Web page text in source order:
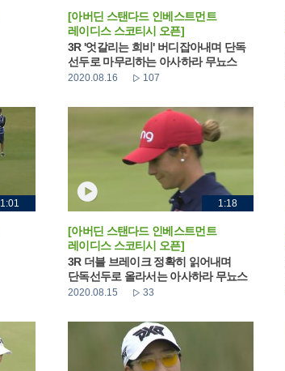
[아버딘 스탠다드 인베스트먼트
레이디스 스코티시 오픈]
3R '엇갈리는 희비' 버디잡아내며 단독
선두로 마무리하는 아사하라 무뇨스
2020.08.16 107
1:01 1:18
[아버딘 스탠다드 인베스트먼트
레이디스 스코티시 오픈]
3R 더블 브레이크 정확히 읽어내며
단독선두로 올라서는 아사하라 무뇨스
2020.08.15 33